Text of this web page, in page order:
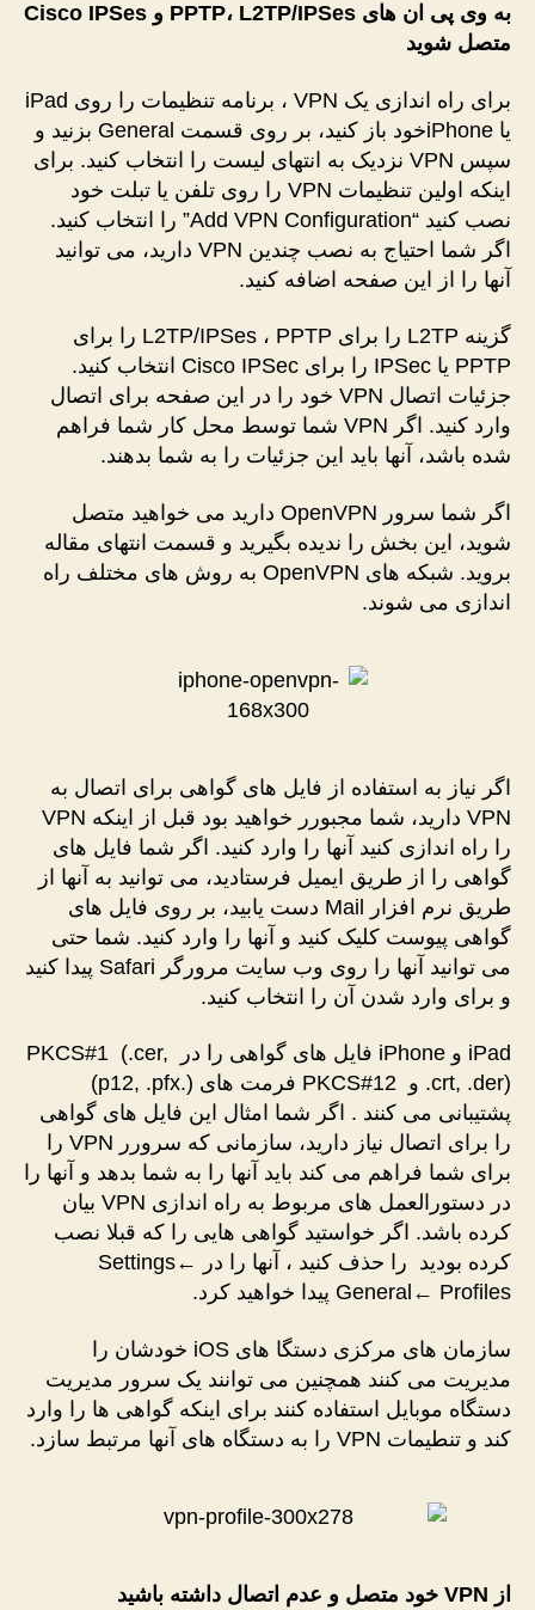
به وی پی ان های PPTP، L2TP/IPSes و Cisco IPSes
متصل شوید
برای راه اندازی یک VPN ، برنامه تنظیمات را روی iPad
یا iPhoneخود باز کنید، بر روی قسمت General بزنید و
سپس VPN نزدیک به انتهای لیست را انتخاب کنید. برای
اینکه اولین تنظیمات VPN را روی تلفن یا تبلت خود
نصب کنید “Add VPN Configuration” را انتخاب کنید.
اگر شما احتیاج به نصب چندین VPN دارید، می توانید
آنها را از این صفحه اضافه کنید.
گزینه L2TP را برای L2TP/IPSes ، PPTP را برای
PPTP یا IPSec را برای Cisco IPSec انتخاب کنید.
جزئیات اتصال VPN خود را در این صفحه برای اتصال
وارد کنید. اگر VPN شما توسط محل کار شما فراهم
شده باشد، آنها باید این جزئیات را به شما بدهند.
اگر شما سرور OpenVPN دارید می خواهید متصل
شوید، این بخش را ندیده بگیرید و قسمت انتهای مقاله
بروید. شبکه های OpenVPN به روش های مختلف راه
اندازی می شوند.
اگر نیاز به استفاده از فایل های گواهی برای اتصال به
VPN دارید، شما مجبورر خواهید بود قبل از اینکه VPN
را راه اندازی کنید آنها را وارد کنید. اگر شما فایل های
گواهی را از طریق ایمیل فرستادید، می توانید به آنها از
طریق نرم افزار Mail دست یابید، بر روی فایل های
گواهی پیوست کلیک کنید و آنها را وارد کنید. شما حتی
می توانید آنها را روی وب سایت مرورگر Safari پیدا کنید
و برای وارد شدن آن را انتخاب کنید.
iPad و iPhone فایل های گواهی را در PKCS#1 (.cer,
.crt, .der) و PKCS#12 فرمت های (.p12, .pfx)
پشتیبانی می کنند . اگر شما امثال این فایل های گواهی
را برای اتصال نیاز دارید، سازمانی که سرورر VPN را
برای شما فراهم می کند باید آنها را به شما بدهد و آنها را
در دستورالعمل های مربوط به راه اندازی VPN بیان
کرده باشد. اگر خواستید گواهی هایی را که قبلا نصب
کرده بودید را حذف کنید ، آنها را در Settings←
General← Profiles پیدا خواهید کرد.
سازمان های مرکزی دستگا های iOS خودشان را
مدیریت می کنند همچنین می توانند یک سرور مدیریت
دستگاه موبایل استفاده کنند برای اینکه گواهی ها را وارد
کند و تنطیمات VPN را به دستگاه های آنها مرتبط سازد.
از VPN خود متصل و عدم اتصال داشته باشید